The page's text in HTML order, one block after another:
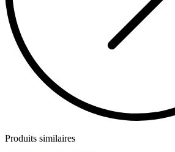
Produits similaires